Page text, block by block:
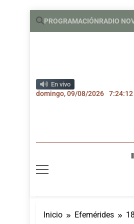
Saltar
PROGRAMACIÓNRADIO
En vivo
domingo, 09/08/2026 7:24:13
Inicio Efemérides